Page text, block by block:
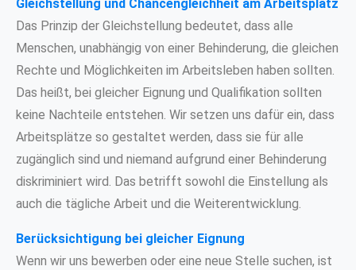
Gleichstellung und Chancengleichheit am Arbeitsplatz
Das Prinzip der Gleichstellung bedeutet, dass alle
Menschen, unabhängig von einer Behinderung, die gleichen
Rechte und Möglichkeiten im Arbeitsleben haben sollten.
Das heißt, bei gleicher Eignung und Qualifikation sollten
keine Nachteile entstehen. Wir setzen uns dafür ein, dass
Arbeitsplätze so gestaltet werden, dass sie für alle
zugänglich sind und niemand aufgrund einer Behinderung
diskriminiert wird. Das betrifft sowohl die Einstellung als
auch die tägliche Arbeit und die Weiterentwicklung.
Berücksichtigung bei gleicher Eignung
Wenn wir uns bewerben oder eine neue Stelle suchen, ist